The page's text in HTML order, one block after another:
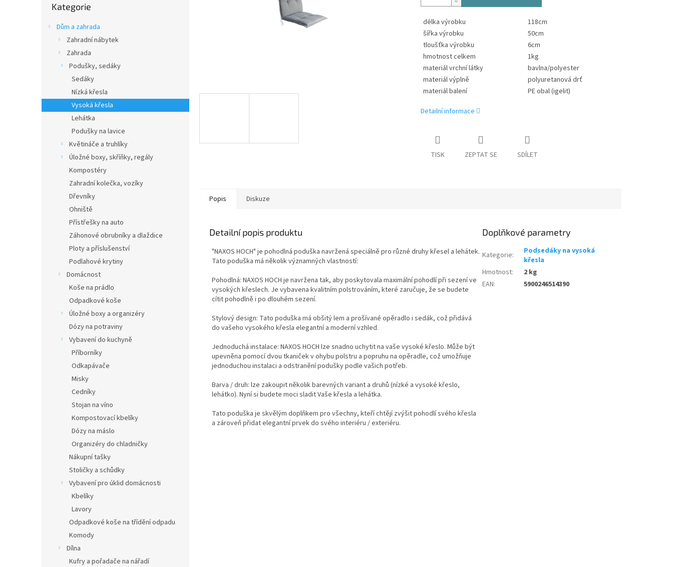
kategorie
Kategorie
Dům a zahrada
Zahradní nábytek
Zahrada
Podušky, sedáky
Sedáky
Nízká křesla
Vysoká křesla
Lehátka
Podušky na lavice
Květináče a truhlíky
Úložné boxy, skříňky, regály
Kompostéry
Zahradní kolečka, vozíky
Dřevníky
Ohniště
Přístřešky na auto
Záhonové obrubníky a dlaždice
Ploty a příslušenství
Podlahové krytiny
Domácnost
Koše na prádlo
Odpadkové koše
Úložné boxy a organizéry
Dózy na potraviny
Vybavení do kuchyně
Příborníky
Odkapávače
Misky
Cedníky
Stojan na víno
Kompostovací kbelíky
Dózy na máslo
Organizéry do chladničky
Nákupní tašky
Stoličky a schůdky
Vybavení pro úklid domácnosti
Kbelíky
Lavory
Odpadkové koše na třídění odpadu
Komody
Dílna
Kufry a pořadače na nářadí
délka výrobku
118cm
šířka výrobku
50cm
tloušťka výrobku
6cm
hmotnost celkem
1kg
materiál vrchní látky
bavlna/polyester
materiál výplně
polyuretanová drť
materiál balení
PE obal (igelit)
Detailní informace
TISK ZEPTAT SE SDÍLET
Popis Diskuze
Detailní popis produktu
"NAXOS HOCH" je pohodlná poduška navržená speciálně pro různé druhy křesel a lehátek.
Tato poduška má několik významných vlastností:
Pohodlná: NAXOS HOCH je navržena tak, aby poskytovala maximální pohodlí při sezení ve
vysokých křeslech. Je vybavena kvalitním polstrováním, které zaručuje, že se budete
cítit pohodlně i po dlouhém sezení.
Stylový design: Tato poduška má obšitý lem a prošívané opěradlo i sedák, což přidává
do vašeho vysokého křesla elegantní a moderní vzhled.
Jednoduchá instalace: NAXOS HOCH lze snadno uchytit na vaše vysoké křeslo. Může být
upevněna pomocí dvou tkaniček v ohybu polstru a popruhu na opěradle, což umožňuje
jednoduchou instalaci a odstranění podušky podle vašich potřeb.
Barva / druh: lze zakoupit několik barevných variant a druhů (nízké a vysoké křeslo,
lehátko). Nyní si budete moci sladit Vaše křesla a lehátka.
Tato poduška je skvělým doplňkem pro všechny, kteří chtějí zvýšit pohodlí svého křesla
a zároveň přidat elegantní prvek do svého interiéru / exteriéru.
Doplňkové parametry
Kategorie:
Podsedáky na vysoká
křesla
Hmotnost:
2 kg
EAN: 5900246514390